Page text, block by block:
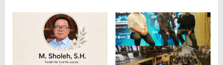
Riau Akan Tinjauan Lokasi